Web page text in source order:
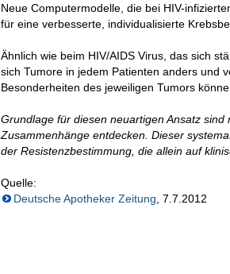
Neue Computermodelle, die bei HIV-
für eine verbesserte, individualisierte
Ähnlich wie beim HIV/AIDS Virus, das sich
sich Tumore in jedem Patienten anders und
Besonderheiten des jeweiligen Tumors
Grundlage für diesen neuartigen Ansatz
Zusammenhänge entdecken. Dieser
der Resistenzbestimmung, die allein auf
Quelle:
Deutsche Apotheker Zeitung , 7.7.2012